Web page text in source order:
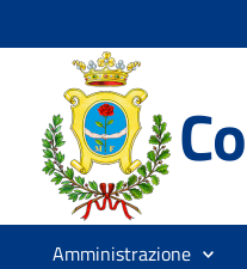
Amministrazione